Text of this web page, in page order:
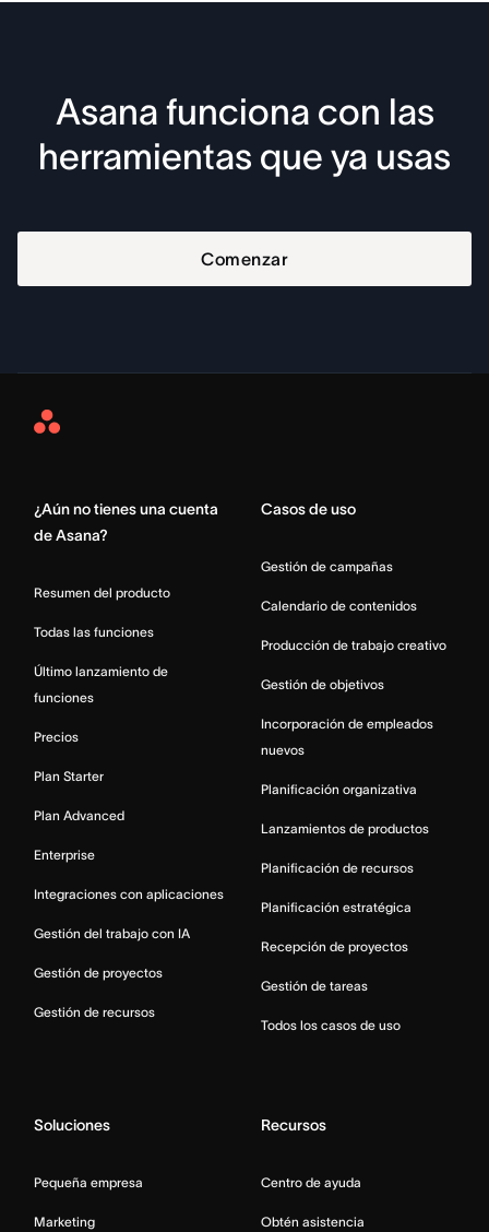
Asana funciona con las
herramientas que ya usas
Comenzar
Asana
¿Aún no tienes una cuenta
de Asana?
Resumen del producto
Todas las funciones
Último lanzamiento de
funciones
Precios
Plan Starter
Plan Advanced
Enterprise
Integraciones con aplicaciones
Gestión del trabajo con IA
Gestión de proyectos
Gestión de recursos
Casos de uso
Gestión de campañas
Calendario de contenidos
Producción de trabajo creativo
Gestión de objetivos
Incorporación de empleados
nuevos
Planificación organizativa
Lanzamientos de productos
Planificación de recursos
Planificación estratégica
Recepción de proyectos
Gestión de tareas
Todos los casos de uso
Soluciones
Pequeña empresa
Marketing
Recursos
Centro de ayuda
Obtén asistencia